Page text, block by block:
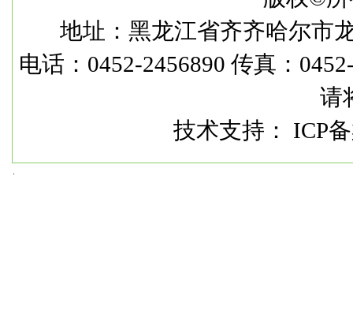
地址：黑龙江省齐齐哈尔市
电话：0452-2456890 传真：
请
技术支持： ICP